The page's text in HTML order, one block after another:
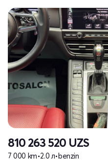
810 263 520 UZS
7 000 km•2.0 л•benzin